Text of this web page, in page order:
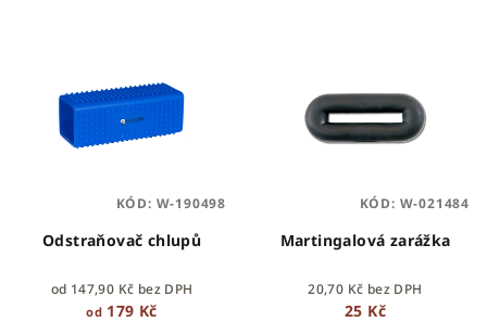
Odstraňovač chlupů
od 147,90 Kč bez DPH
od 179 Kč
KÓD: W-190498
Martingalová zarážka
20,70 Kč bez DPH
25 Kč
KÓD: W-021484